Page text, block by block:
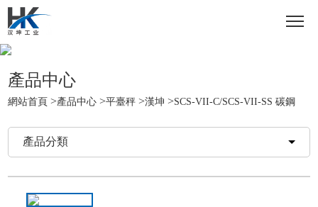
產品中心
網站首頁 >產品中心 >平臺秤 >漢坤 >SCS-VII-C/SCS-VII-SS 碳鋼
產品分類